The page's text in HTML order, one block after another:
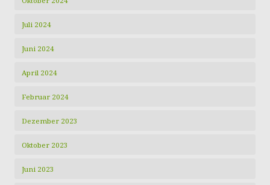
Juli 2024
Juni 2024
April 2024
Februar 2024
Dezember 2023
Oktober 2023
Juni 2023